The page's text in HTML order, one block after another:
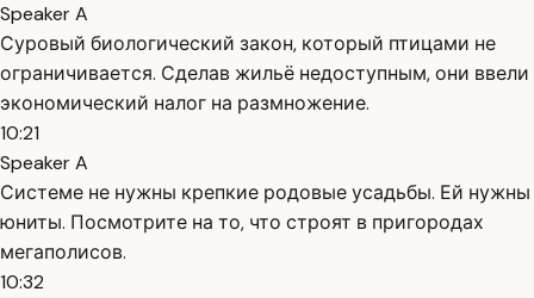
Speaker A
Суровый биологический закон, который птицами не
ограничивается. Сделав жильё недоступным, они ввели
экономический налог на размножение.
10:21
Speaker A
Системе не нужны крепкие родовые усадьбы. Ей нужны
юниты. Посмотрите на то, что строят в пригородах
мегаполисов.
10:32